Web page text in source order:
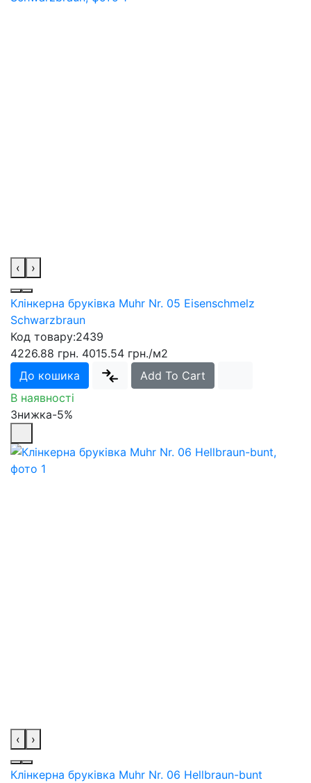
‹ ›
Клінкерна бруківка Muhr Nr. 05 Eisenschmelz
Schwarzbraun
Код товару:2439
4226.88 грн. 4015.54 грн./м2
До кошика
Add To Cart
В наявності
Знижка-5%
‹ ›
Клінкерна бруківка Muhr Nr. 06 Hellbraun-bunt